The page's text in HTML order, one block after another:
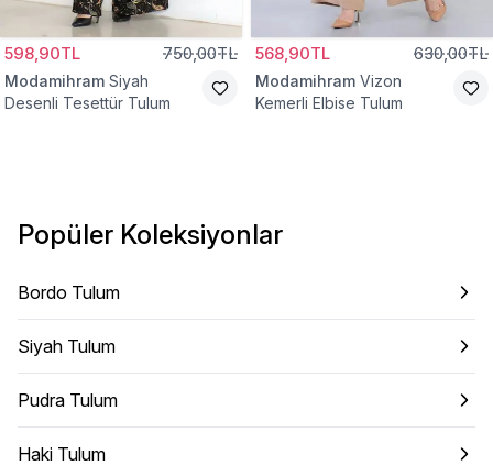
598,90TL 750,00TL
Modamihram Siyah
Desenli Tesettür Tulum
568,90TL 630,00TL
Modamihram Vizon
Kemerli Elbise Tulum
Popüler Koleksiyonlar
Bordo Tulum
Siyah Tulum
Pudra Tulum
Haki Tulum